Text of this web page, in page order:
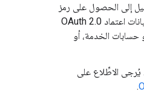
إلى الحصول على رمز
مميز. يمكنك إنشاء بيانات اعتماد OAuth 2.0
حسابات الخدمة، أو
يُرجى الاطِّلاع على
.